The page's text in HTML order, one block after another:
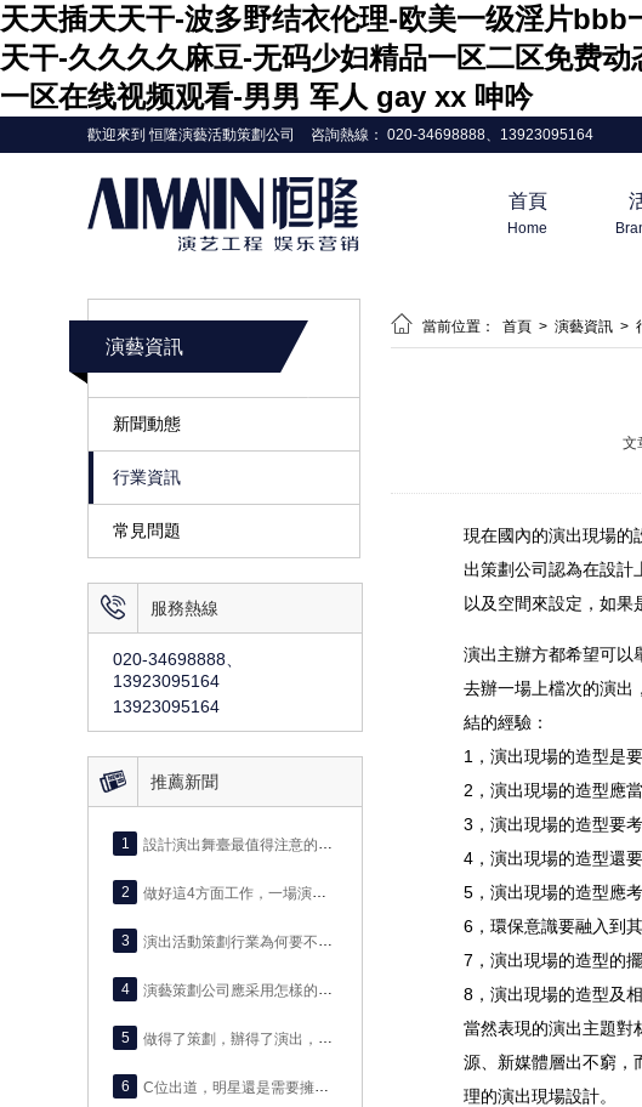
天天插天天干-波多野结衣伦理-欧美一级淫片
天干-久久久久麻豆-无码少妇精品一区二区免费
一区在线视频观看-男男 军人 gay xx 呻吟
歡迎來到 恒隆演藝活動策劃公司 咨詢熱線： 020-34698888、13923095164
首頁
Home
演藝資訊
新聞動態
行業資訊
常見問題
 服務熱線
020-34698888、
13923095164
13923095164
 推薦新聞
1 設計演出舞臺最值得注意的6個方面！
2 做好這4方面工作，一場演出策劃活動就成功了80%
3 演出活動策劃行業為何要不斷完善
4 演藝策劃公司應采用怎樣的反饋機制
5 做得了策劃，辦得了演出，你的強大演藝經紀公司
6 C位出道，明星還是需要擁有專屬的經紀人團隊！
 當前位置： 首頁 > 演藝資訊 >
文
現在國內的演出現場的
出策劃公司認為在設計
以及空間來設定，如果
演出主辦方都希望可以
去辦一場上檔次的演出
結的經驗：
1，演出現場的造型是
2，演出現場的造型應
3，演出現場的造型要
4，演出現場的造型還
5，演出現場的造型應
6，環保意識要融入到其
7，演出現場的造型的
8，演出現場的造型及
當然表現的演出主題對
源、新媒體層出不窮，
理的演出現場設計。